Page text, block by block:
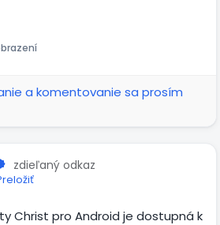
podněty zahrnout do jedné
a komentovanie sa prosím
zdieľaný odkaz
Christ pro Android je dostupná k